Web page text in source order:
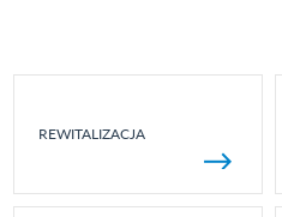
REWITALIZACJA